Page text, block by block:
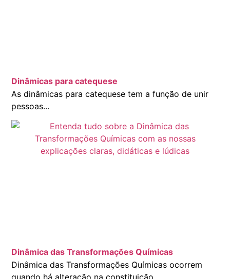
Dinâmicas para catequese
As dinâmicas para catequese tem a função de unir
pessoas...
Dinâmica das Transformações Químicas
Dinâmica das Transformações Químicas ocorrem
quando há alteração na constituição...